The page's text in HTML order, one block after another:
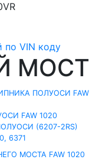
МОСТ
ПОЛУОСИ FAW
FAW 1020
(6207-2RS)
6371
МОСТА FAW 1020